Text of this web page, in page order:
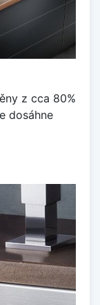
z cca 80%
dosáhne